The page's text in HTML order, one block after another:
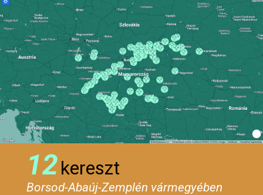
12kereszt
Borsod-Abaúj-Zemplén vármegyében